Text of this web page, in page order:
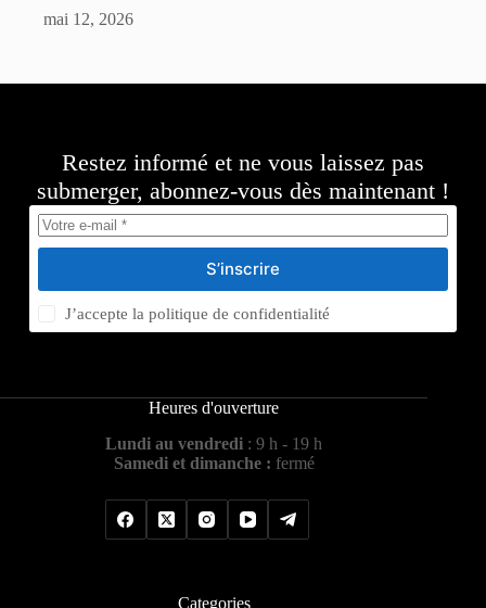
mai 12, 2026
Restez informé et ne vous laissez pas
submerger, abonnez-vous dès maintenant !
S’inscrire
J’accepte lapolitique de confidentialité
Heures d'ouverture
Lundi au vendredi : 9 h - 19 h
Samedi et dimanche : fermé
Categories